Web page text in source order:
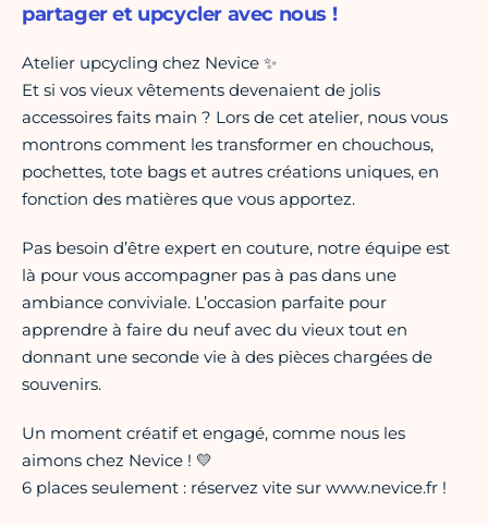
partager et upcycler avec nous !
Atelier upcycling chez Nevice ✨
Et si vos vieux vêtements devenaient de jolis
accessoires faits main ? Lors de cet atelier, nous vous
montrons comment les transformer en chouchous,
pochettes, tote bags et autres créations uniques, en
fonction des matières que vous apportez.
Pas besoin d’être expert en couture, notre équipe est
là pour vous accompagner pas à pas dans une
ambiance conviviale. L’occasion parfaite pour
apprendre à faire du neuf avec du vieux tout en
donnant une seconde vie à des pièces chargées de
souvenirs.
Un moment créatif et engagé, comme nous les
aimons chez Nevice ! 💛
6 places seulement : réservez vite sur www.nevice.fr !